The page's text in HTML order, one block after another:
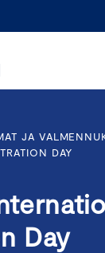
JA
DAY
Day